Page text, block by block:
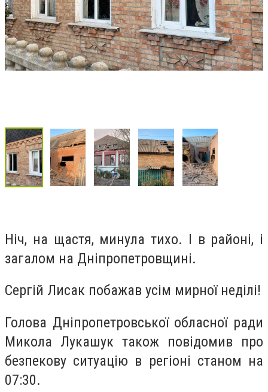
Ніч, на щастя, минула тихо. І в районі, і
загалом на Дніпропетровщині.
Сергій Лисак побажав усім мирної неділі!
Голова Дніпропетровської обласної ради
Микола Лукашук також повідомив про
безпекову ситуацію в регіоні станом на
07:30.